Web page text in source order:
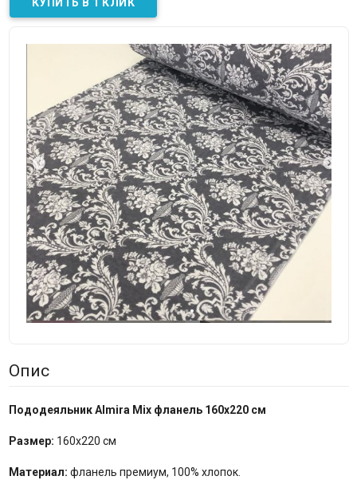
Опис
Пододеяльник Almira Mix фланель 160x220 см
Размер: 160x220 см
Материал: фланель премиум, 100% хлопок.